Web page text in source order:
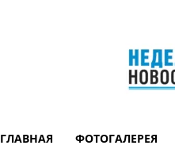
ГЛАВНАЯ ФОТОГАЛЕРЕЯ